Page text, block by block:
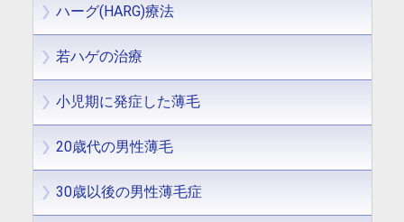
ハーグ(HARG)療法
若ハゲの治療
小児期に発症した薄毛
20歳代の男性薄毛
30歳以後の男性薄毛症